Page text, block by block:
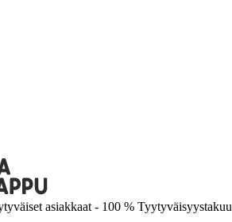
asiakkaat - 100 % Tyytyväisyystakuu